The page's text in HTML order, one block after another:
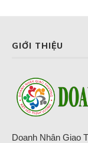
GIỚI THIỆU
Doanh Nhân Giao